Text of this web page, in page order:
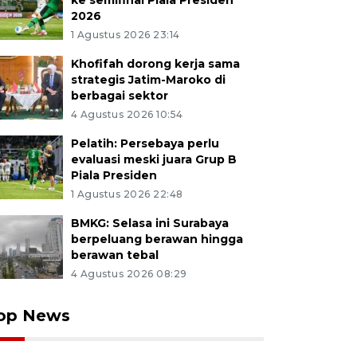
2026
1 Agustus 2026 23:14
Khofifah dorong kerja sama
strategis Jatim-Maroko di
berbagai sektor
4 Agustus 2026 10:54
Pelatih: Persebaya perlu
evaluasi meski juara Grup B
Piala Presiden
1 Agustus 2026 22:48
BMKG: Selasa ini Surabaya
berpeluang berawan hingga
berawan tebal
4 Agustus 2026 08:29
News